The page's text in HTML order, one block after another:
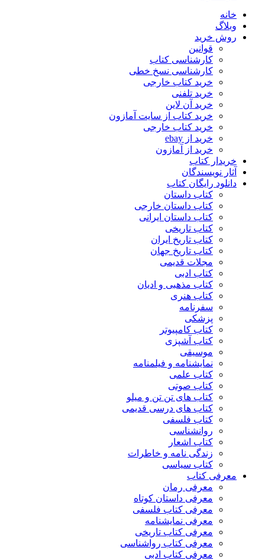
خانه
وبلاگ
روش خرید
قوانین
کارشناسی کتاب
کارشناسی نسخ خطی
خرید کتاب خارجی
خرید تلفنی
خرید آن لاین
خرید کتاب از سایت آمازون
خرید کتاب خارجی
خرید از ebay
خرید از آمازون
خریدار کتاب
آثار نویسندگان
دانلود رایگان کتاب
کتاب داستان
کتاب داستان خارجی
کتاب داستان ایرانی
کتاب تاریخی
کتاب تاریخ ایران
کتاب تاریخ جهان
مجلات قدیمی
کتاب ادبی
کتاب مذهبی و ادیان
کتاب هنری
سفرنامه
پزشکی
کتاب کامپیوتر
کتاب آشپزی
موسیقی
نمایشنامه و فیلمنامه
کتاب علمی
کتاب صوتی
کتاب های تن تن و میلو
کتاب های درسی قدیمی
کتاب فلسفی
روانشناسی
کتاب اشعار
زندگی نامه و خاطرات
کتاب سیاسی
معرفی کتاب
معرفی رمان
معرفی داستان کوتاه
معرفی کتاب فلسفی
معرفی نمایشنامه
معرفی کتاب تاریخی
معرفی کتاب رواشناسی
معرفی کتاب ادبی